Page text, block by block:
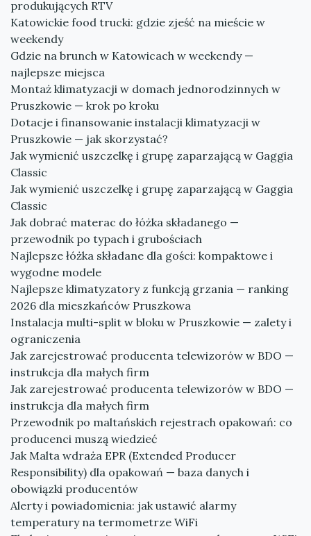
produkujących RTV
Katowickie food trucki: gdzie zjeść na mieście w
weekendy
Gdzie na brunch w Katowicach w weekendy —
najlepsze miejsca
Montaż klimatyzacji w domach jednorodzinnych w
Pruszkowie — krok po kroku
Dotacje i finansowanie instalacji klimatyzacji w
Pruszkowie — jak skorzystać?
Jak wymienić uszczelkę i grupę zaparzającą w Gaggia
Classic
Jak wymienić uszczelkę i grupę zaparzającą w Gaggia
Classic
Jak dobrać materac do łóżka składanego —
przewodnik po typach i grubościach
Najlepsze łóżka składane dla gości: kompaktowe i
wygodne modele
Najlepsze klimatyzatory z funkcją grzania — ranking
2026 dla mieszkańców Pruszkowa
Instalacja multi-split w bloku w Pruszkowie — zalety i
ograniczenia
Jak zarejestrować producenta telewizorów w BDO —
instrukcja dla małych firm
Jak zarejestrować producenta telewizorów w BDO —
instrukcja dla małych firm
Przewodnik po maltańskich rejestrach opakowań: co
producenci muszą wiedzieć
Jak Malta wdraża EPR (Extended Producer
Responsibility) dla opakowań — baza danych i
obowiązki producentów
Alerty i powiadomienia: jak ustawić alarmy
temperatury na termometrze WiFi